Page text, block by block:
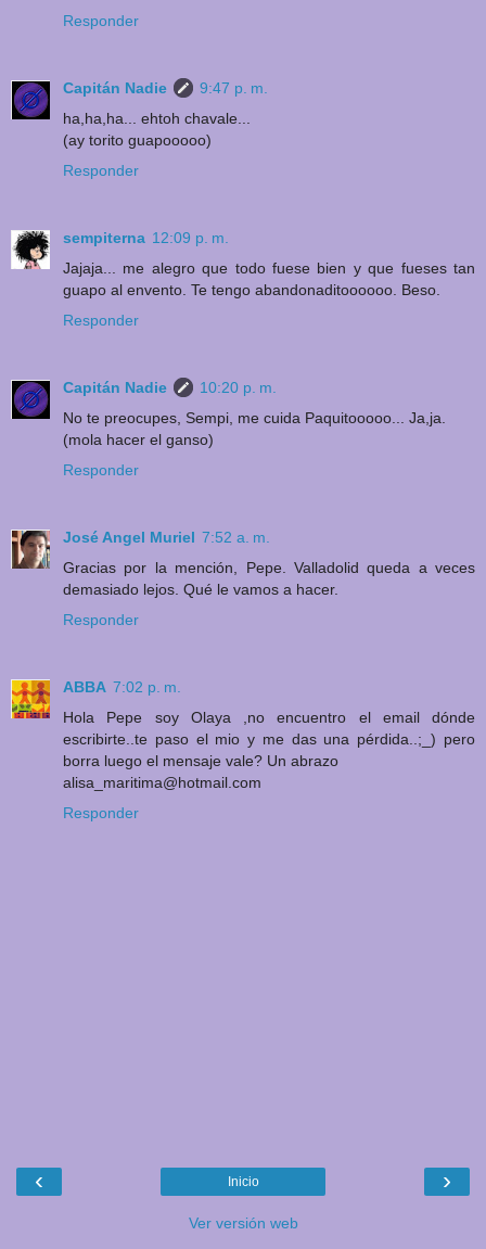
Responder
Capitán Nadie
9:47 p. m.
ha,ha,ha... ehtoh chavale...
(ay torito guapooooo)
Responder
sempiterna 12:09 p. m.
Jajaja... me alegro que todo fuese bien y que fueses tan
guapo al envento. Te tengo abandonaditoooooo. Beso.
Responder
Capitán Nadie
10:20 p. m.
No te preocupes, Sempi, me cuida Paquitooooo... Ja,ja.
(mola hacer el ganso)
Responder
José Angel Muriel 7:52 a. m.
Gracias por la mención, Pepe. Valladolid queda a veces
demasiado lejos. Qué le vamos a hacer.
Responder
ABBA 7:02 p. m.
Hola Pepe soy Olaya ,no encuentro el email dónde
escribirte..te paso el mio y me das una pérdida..;_) pero
borra luego el mensaje vale? Un abrazo
alisa_maritima@hotmail.com
Responder
‹ ›
Inicio
Ver versión web